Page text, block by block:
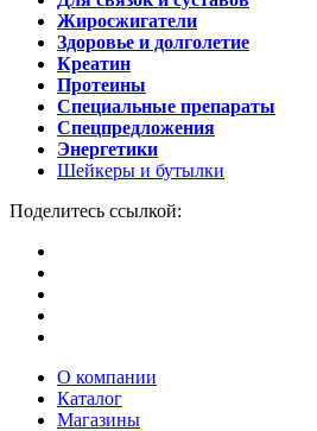
Жиросжигатели
Здоровье и долголетие
Креатин
Протеины
Специальные препараты
Спецпредложения
Энергетики
Шейкеры и бутылки
Поделитесь ссылкой:
О компании
Каталог
Магазины